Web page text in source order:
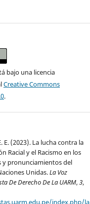
bajo una licencia
Creative Commons
.
E. (2023). La lucha contra la
Racial y el Racismo en los
y pronunciamientos del
Unidas.La Voz
De Derecho De La UARM,3,
index.php/la